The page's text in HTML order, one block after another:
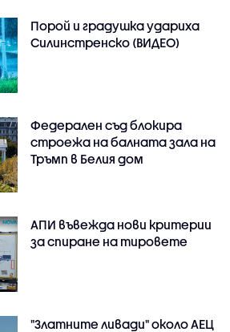
Порой и градушка удариха
Силинстренско (ВИДЕО)
Федерален съд блокира
строежа на балната зала на
Тръмп в Белия дом
АПИ въвежда нови критерии
за спиране на тировете
"Златните ливади" около АЕЦ